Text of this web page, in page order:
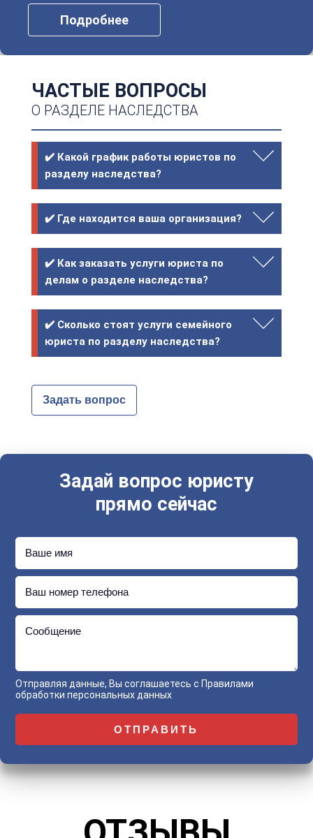
Подробнее
ЧАСТЫЕ ВОПРОСЫ
О РАЗДЕЛЕ НАСЛЕДСТВА
✔️ Какой график работы юристов по
разделу наследства?
✔️ Где находится ваша организация?
✔️ Как заказать услуги юриста по
делам о разделе наследства?
✔️ Сколько стоят услуги семейного
юриста по разделу наследства?
Задать вопрос
Задай вопрос юристу
прямо сейчас
Ваше имя
Ваш номер телефона
Сообщение
Отправляя данные, Вы соглашаетесь с Правилами
обработки персональных данных